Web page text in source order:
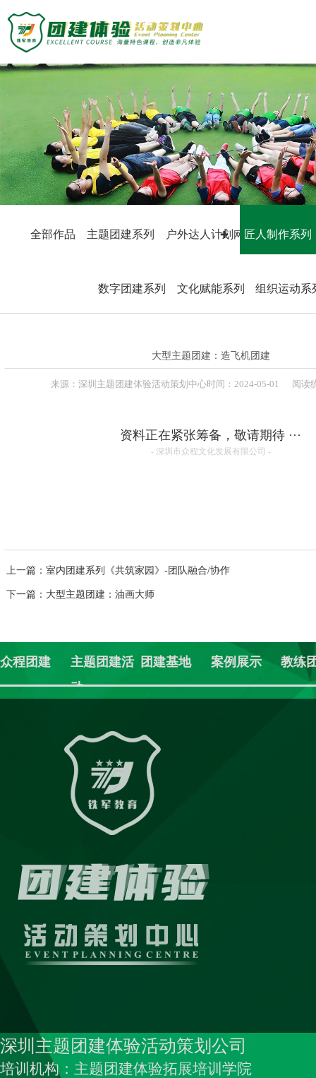
主题团建活动
主题团建系列
户外达人计划
匠人制作系列
音乐释压系列
数字团建系列
文化赋能系列
组织运动系列
定制化方案
团建基地
旅游主题小镇
商务度假景区
国防军事教育
案例展示
生产制造企业
教培政企机构
组织架构
联系方式
特级培训师-渝生泷
高级培训师-张伟峰
高级培训师-全鹏举
高级培训师-李根
联系众程
网站首页 主题
全部作品 主题团建系列 户外达人计划 匠人制作系列
数字团建系列 文化赋能系列 组织运动系
大型主题团建：造飞机团建
来源： 深圳主题团建体验活动策划中心时间： 2024-05-01 阅读
资料正在紧张筹备，敬请期待 ···
- 深圳市众程文化发展有限公司 -
上一篇：室内团建系列《共筑家园》-团队融合/协作
下一篇：大型主题团建：油画大师
众程团建
主题团建活
动
团建基地 案例展示 教练
深圳主题团建体验活动策划公司
培训机构：主题团建体验拓展培训学院